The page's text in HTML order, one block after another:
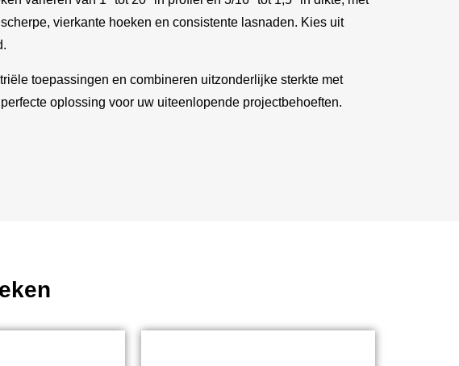
vierkante hoeken en consistente lasnaden. Kies uit
toepassingen en combineren uitzonderlijke sterkte met
oplossing voor uw uiteenlopende projectbehoeften.